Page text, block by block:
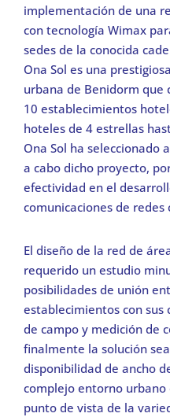
implementación de una
con tecnología Wimax
sedes de la conocida
Ona Sol es una
urbana de Benidorm que
10 establecimientos
hoteles de 4 estrellas
Ona Sol ha seleccionado
a cabo dicho proyecto,
efectividad en el
comunicaciones de
El diseño de la red de
requerido un estudio
posibilidades de unión
establecimientos con
de campo y medición de
finalmente la solución
disponibilidad de ancho
complejo entorno urbano
punto de vista de la